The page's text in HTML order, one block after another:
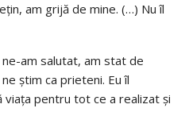
am grijă de mine. (…) Nu îl
am salutat, am stat de
știm ca prieteni. Eu îl
pentru tot ce a realizat și